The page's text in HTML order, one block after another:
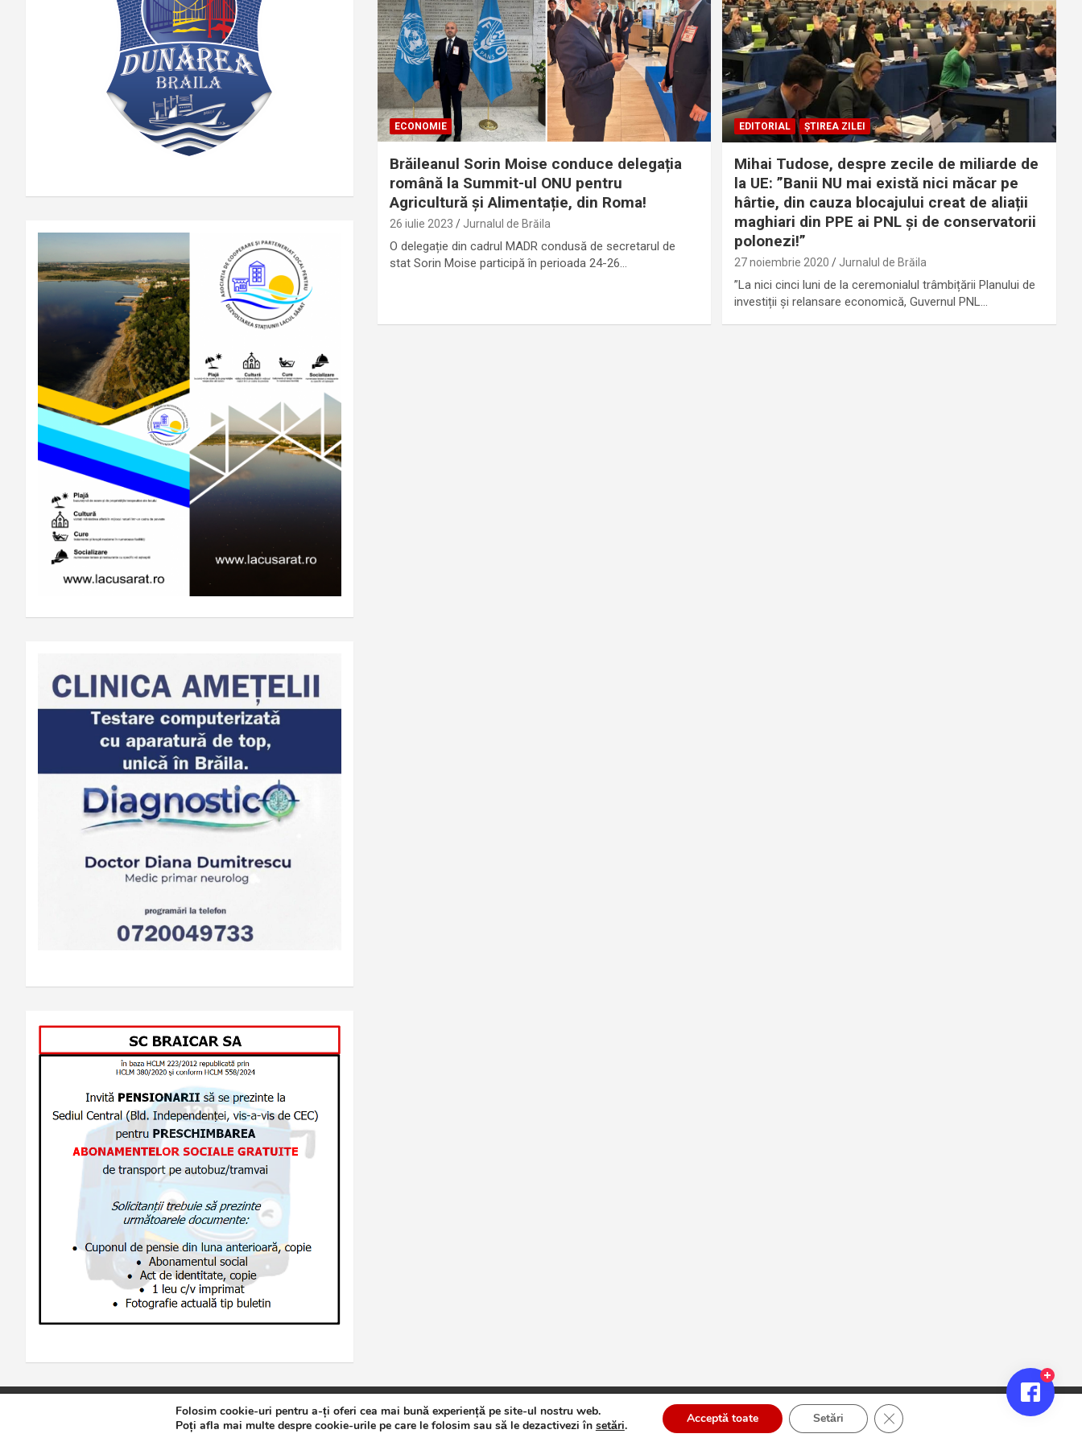
ECONOMIE
Brăileanul Sorin Moise conduce delegația
română la Summit-ul ONU pentru
Agricultură și Alimentație, din Roma!
26 iulie 2023 Jurnalul de Brăila
O delegație din cadrul MADR condusă de secretarul de
stat Sorin Moise participă în perioada 24-26…
EDITORIAL ȘTIREA ZILEI
Mihai Tudose, despre zecile de miliarde de
la UE: ”Banii NU mai există nici măcar pe
hârtie, din cauza blocajului creat de aliații
maghiari din PPE ai PNL și de conservatorii
polonezi!”
27 noiembrie 2020 Jurnalul de Brăila
”La nici cinci luni de la ceremonialul trâmbițării Planului de
investiții și relansare economică, Guvernul PNL…
Jurnalul de Brăila Politică de confidențialitate Theme by:Theme Horse Proudly Powered by: WordPress
Folosim cookie-uri pentru a-ți oferi cea mai bună experiență pe site-ul nostru web.
Poți afla mai multe despre cookie-urile pe care le folosim sau să le dezactivezi în setări. Acceptă toate Setări Close GDPR Cookie Banner